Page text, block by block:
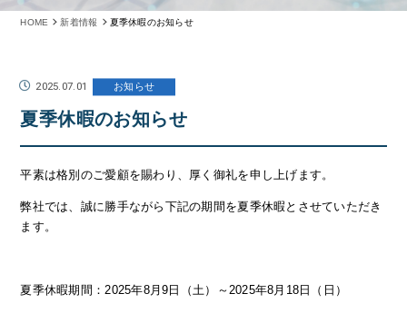
HOME 新着情報 夏季休暇のお知らせ
2025.07.01 お知らせ
夏季休暇のお知らせ
平素は格別のご愛顧を賜わり、厚く御礼を申し上げます。
弊社では、誠に勝手ながら下記の期間を夏季休暇とさせていただき
ます。
夏季休暇期間：2025年8月9日（土）～2025年8月18日（日）